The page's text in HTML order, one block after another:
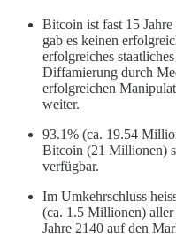
Bitcoin ist fast 15
gab es keinen
erfolgreiches
Diffamierung durch
erfolgreichen
weiter.
93.1% (ca. 19.54
Bitcoin (21 Millionen)
verfügbar.
Im Umkehrschluss
(ca. 1.5 Millionen)
Jahre 2140 auf den